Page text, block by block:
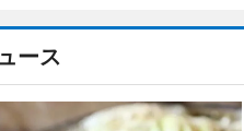
ース